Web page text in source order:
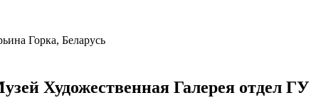
Горка, Беларусь
Художественная Галерея отдел